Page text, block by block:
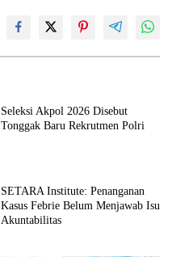
Seleksi Akpol 2026 Disebut
Tonggak Baru Rekrutmen Polri
SETARA Institute: Penanganan
Kasus Febrie Belum Menjawab Isu
Akuntabilitas